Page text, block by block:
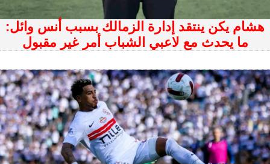
هشام يكن ينتقد إدارة الزمالك بسبب أنس وائل:
ما يحدث مع لاعبي الشباب أمر غير مقبول